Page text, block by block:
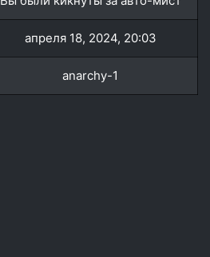
апреля 18, 2024, 20:03
anarchy-1